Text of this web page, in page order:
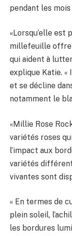
pendant les mois
«Lorsqu’elle est
millefeuille offre
qui aident à
explique Katie.
et se décline
notamment le
«Millie Rose
variétés roses
l’impact aux
variétés
vivantes sont
« En termes de
plein soleil,
les bordures